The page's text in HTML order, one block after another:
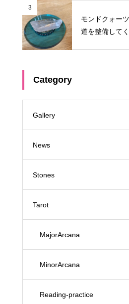
3
モンドクォー
道を整備して
Category
Gallery
News
Stones
Tarot
MajorArcana
MinorArcana
Reading-practice